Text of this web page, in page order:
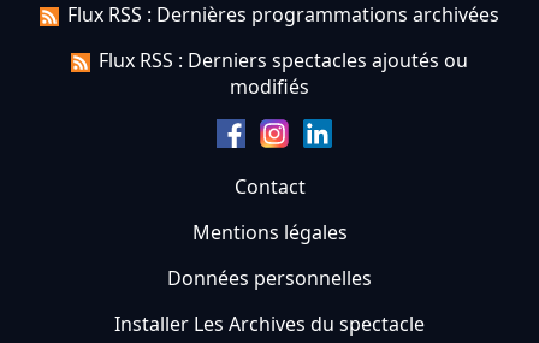
Flux RSS : Dernières programmations archivées
Flux RSS : Derniers spectacles ajoutés ou
modifiés
Contact
Mentions légales
Données personnelles
Installer Les Archives du spectacle